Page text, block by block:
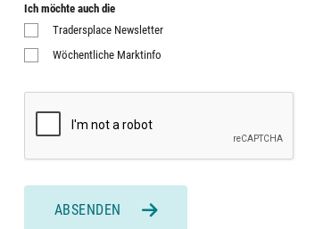
Ich möchte auch die
Tradersplace Newsletter
Wöchentliche Marktinfo
ABSENDEN